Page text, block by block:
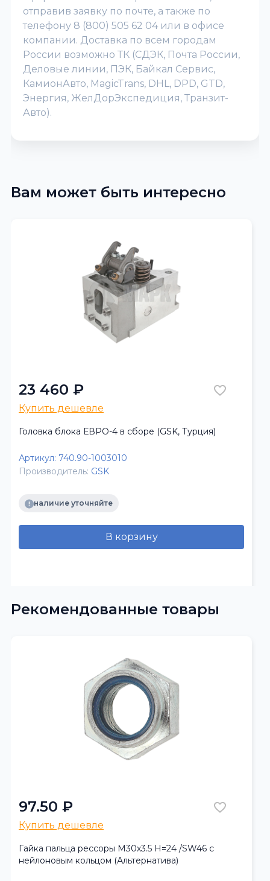
отправив заявку по почте, а также по
телефону 8 (800) 505 62 04 или в офисе
компании. Доставка по всем городам
России возможно ТК (СДЭК, Почта России,
Деловые линии, ПЭК, Байкал Сервис,
КамионАвто, MagicTrans, DHL, DPD, GTD,
Энергия, ЖелДорЭкспедиция, Транзит-
Авто).
Вам может быть интересно
23 460 ₽
Купить дешевле
Головка блока ЕВРО-4 в сборе (GSK, Турция)
Артикул: 740.90-1003010
Производитель: GSK
наличие уточняйте
В корзину
Рекомендованные товары
97.50 ₽
Купить дешевле
Гайка пальца рессоры М30х3.5 H=24 /SW46 с
нейлоновым кольцом (Альтернатива)